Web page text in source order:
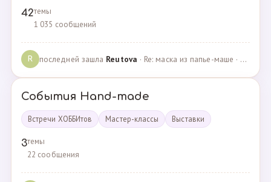
42темы
1 035 сообщений
R последней зашла Reutova · Re: маска из папье-маше · 20.12.2022
События Hand-made
Встречи ХОББИтов Мастер-классы Выставки
3темы
22 сообщения